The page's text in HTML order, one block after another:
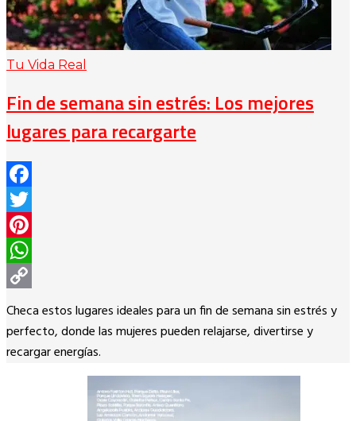
Tu Vida Real
Fin de semana sin estrés: Los mejores
lugares para recargarte
Facebook
Twitter
Pinterest
WhatsApp
Copy
Link
Checa estos lugares ideales para un fin de semana sin estrés y
perfecto, donde las mujeres pueden relajarse, divertirse y
recargar energías.